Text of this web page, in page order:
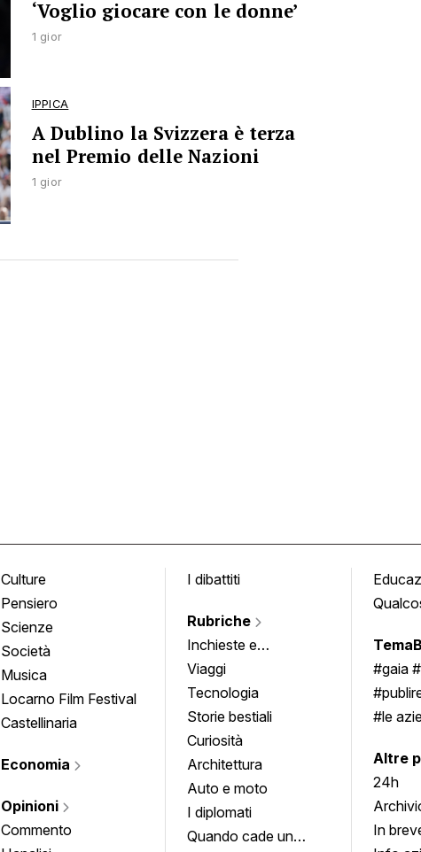
‘Voglio giocare con le donne’
1 gior
IPPICA
A Dublino la Svizzera è terza
nel Premio delle Nazioni
1 gior
Culture
Pensiero
Scienze
Società
Musica
Locarno Film Festival
Castellinaria
Economia
Opinioni
Commento
I dibattiti
Rubriche
Inchieste e
approfondimenti
Viaggi
Tecnologia
Storie bestiali
Curiosità
Architettura
Auto e moto
I diplomati
Quando cade un
#gaia
#le
Altre
24h
In